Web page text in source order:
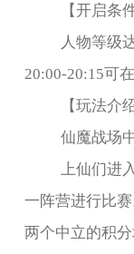
【开启条
人物等级
20:00-20:15可
【玩法介
仙魔战场
上仙们进
一阵营进行比
两个中立的积